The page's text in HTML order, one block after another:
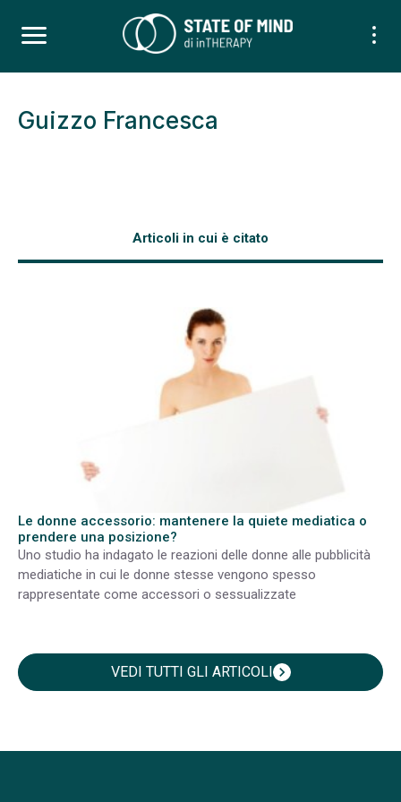
Guizzo Francesca
Articoli in cui è citato
Le donne accessorio: mantenere la quiete mediatica o
prendere una posizione?
Uno studio ha indagato le reazioni delle donne alle pubblicità
mediatiche in cui le donne stesse vengono spesso
rappresentate come accessori o sessualizzate
VEDI TUTTI GLI ARTICOLIchevron_right